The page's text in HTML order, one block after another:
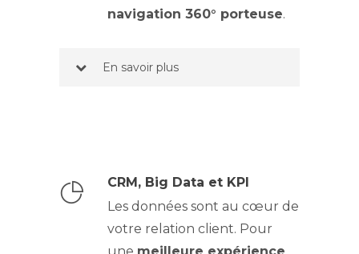
navigation 360° porteuse.
En savoir plus
CRM, Big Data et KPI
Les données sont au cœur de
votre relation client. Pour